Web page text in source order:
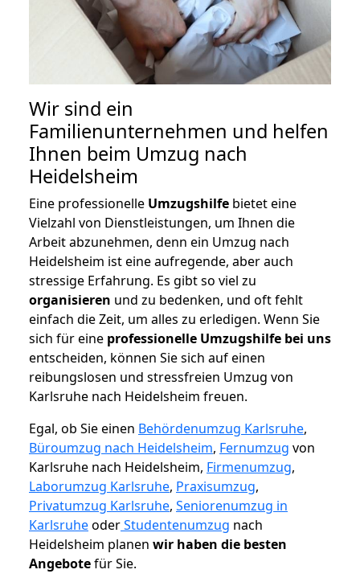
Wir sind ein
Familienunternehmen und helfen
Ihnen beim Umzug nach
Heidelsheim
Eine professionelle Umzugshilfe bietet eine
Vielzahl von Dienstleistungen, um Ihnen die
Arbeit abzunehmen, denn ein Umzug nach
Heidelsheim ist eine aufregende, aber auch
stressige Erfahrung. Es gibt so viel zu
organisieren und zu bedenken, und oft fehlt
einfach die Zeit, um alles zu erledigen. Wenn Sie
sich für eine professionelle Umzugshilfe bei uns
entscheiden, können Sie sich auf einen
reibungslosen und stressfreien Umzug von
Karlsruhe nach Heidelsheim freuen.
Egal, ob Sie einen Behördenumzug Karlsruhe,
Büroumzug nach Heidelsheim, Fernumzug von
Karlsruhe nach Heidelsheim, Firmenumzug,
Laborumzug Karlsruhe, Praxisumzug,
Privatumzug Karlsruhe, Seniorenumzug in
KarlsruheoderStudentenumzug nach
Heidelsheim planen wir haben die besten
Angebotefür Sie.